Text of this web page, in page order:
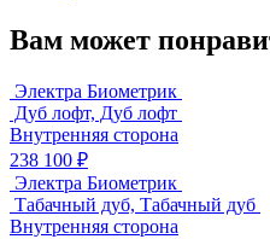
Вам может
Электра Биометрик
Дуб лофт, Дуб лофт
Внутренняя сторона
238 100 ₽
Электра Биометрик
Табачный дуб, Табачный дуб
Внутренняя сторона